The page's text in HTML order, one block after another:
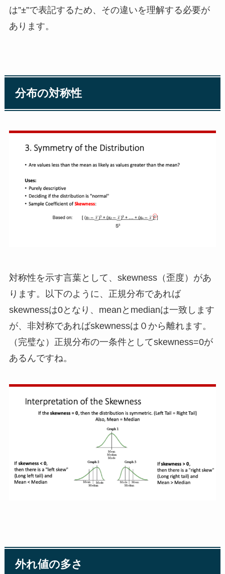
は”±”で表記するため、その違いを理解する必要が
あります。
分布の対称性
対称性を示す言葉として、skewness（歪度）があ
ります。以下のように、正規分布であれば
skewnessは0となり、meanとmedianは一致します
が、非対称であればskewnessは０から離れます。
（完璧な）正規分布の一条件としてskewness=0が
あるんですね。
外れ値の多さ